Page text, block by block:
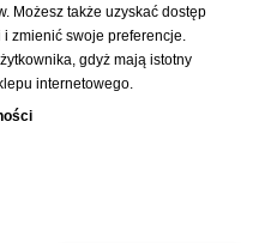
Możesz także uzyskać dostęp
i zmienić swoje preferencje.
gdyż mają istotny
internetowego.
All Rights Reserved